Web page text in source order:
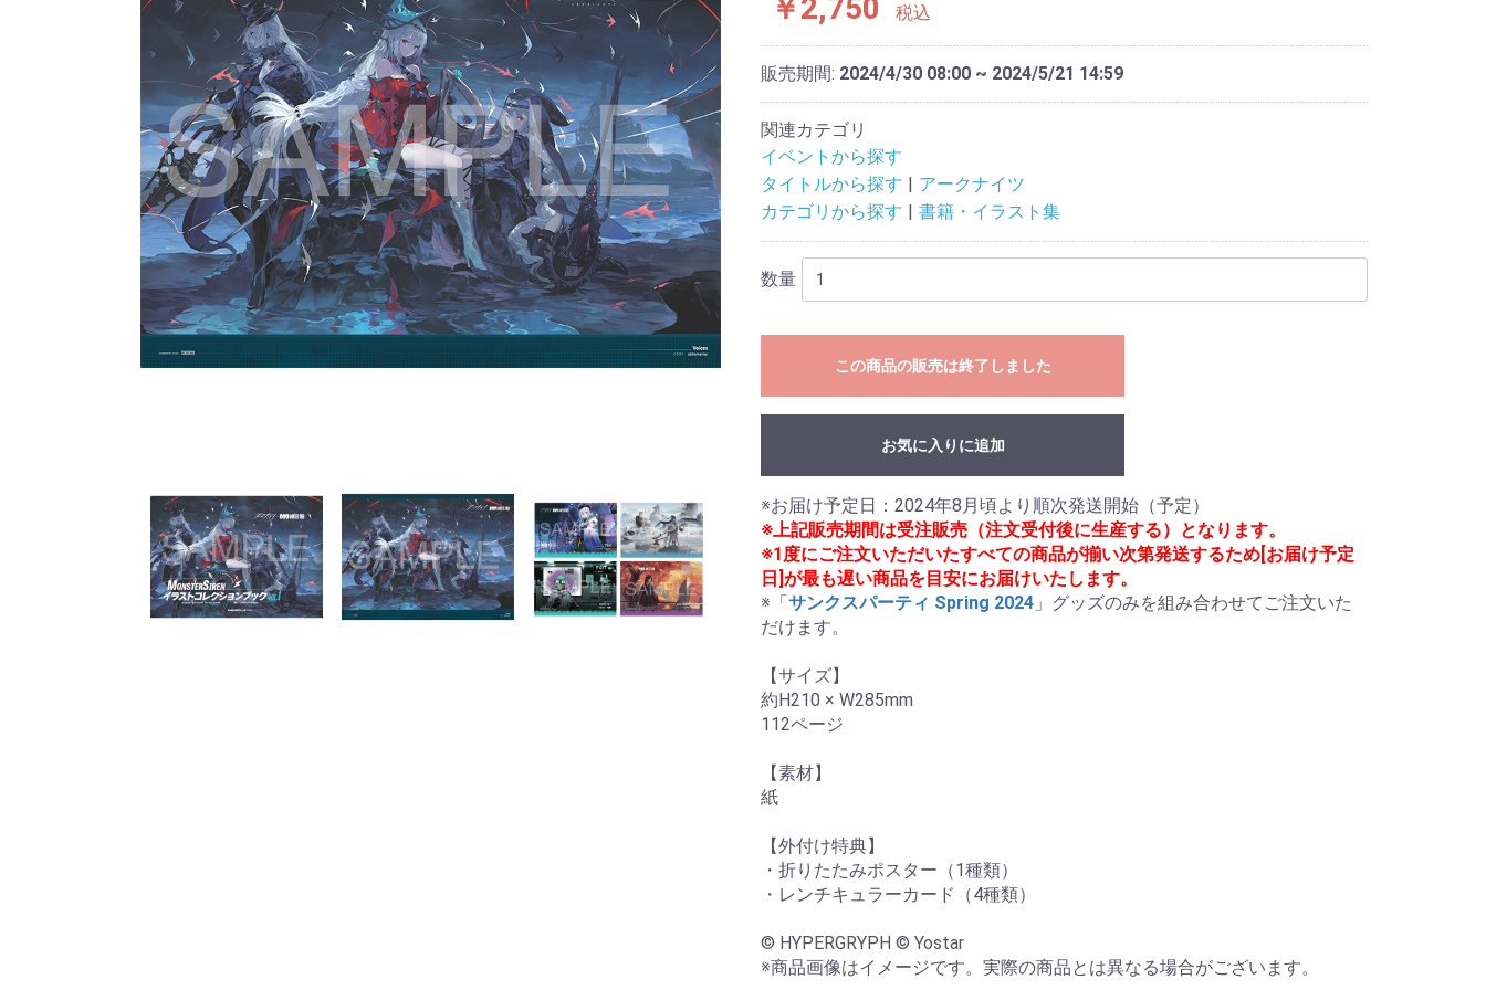
￥2,750 税込
販売期間: 2024/4/30 08:00 ~ 2024/5/21 14:59
関連カテゴリ
イベントから探す
タイトルから探す
アークナイツ
カテゴリから探す
書籍・イラスト集
数量
この商品の販売は終了しました
お気に入りに追加
※上記販売期間は受注販売（注文受付後に生産する）となります。
※1度にご注文いただいたすべての商品が揃い次第発送するため[お届け予定
日]が最も遅い商品を目安にお届けいたします。
※「サンクスパーティ Spring 2024 」グッズのみを組み合わせてご注文いた
だけます。
【サイズ】
約H210 × W285mm
112ページ
【素材】
紙
【外付け特典】
・折りたたみポスター（1種類）
・レンチキュラーカード（4種類）
© HYPERGRYPH © Yostar
※商品画像はイメージです。実際の商品とは異なる場合がございます。